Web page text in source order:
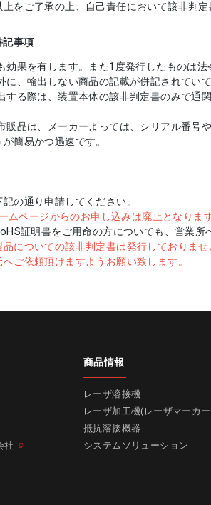
をご了承の上、自己責任において該非判定
記事項
果を有します。また1度発行したものは法
、輸出しない商品の記載が併記されてい
る際は、装置本体の該非判定書のみで通
品は、メーカーよっては、シリアル番号
簡易かつ迅速です。
の通り申請してください。
ムページからのお申し込みは廃止となりま
証明書をご用命の方についても、営業所
についての該非判定書は発行しておりませ
ご依頼頂けますようお願い致します。
社
商品情報
レーザ溶接機
レーザ加工機(レーザマーカ
抵抗溶接機器
システムソリューション